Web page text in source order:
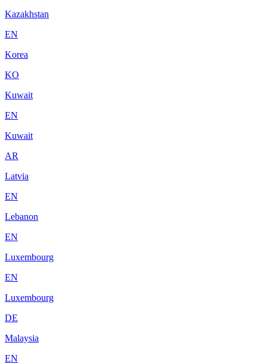
Kazakhstan
EN
Korea
KO
Kuwait
EN
Kuwait
AR
Latvia
EN
Lebanon
EN
Luxembourg
EN
Luxembourg
DE
Malaysia
EN